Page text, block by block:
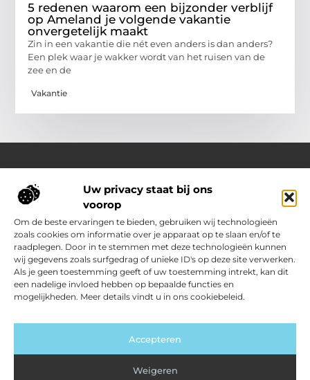
Uw privacy staat bij ons
voorop
Om de beste ervaringen te bieden, gebruiken wij technologieën
zoals cookies om informatie over je apparaat op te slaan en/of te
raadplegen. Door in te stemmen met deze technologieën kunnen
wij gegevens zoals surfgedrag of unieke ID's op deze site verwerken.
Als je geen toestemming geeft of uw toestemming intrekt, kan dit
een nadelige invloed hebben op bepaalde functies en
mogelijkheden. Meer details vindt u in ons cookiebeleid.
Accepteren
Weigeren
5 redenen waarom een bijzonder verblijf
op Ameland je volgende vakantie
onvergetelijk maakt
Zin in een vakantie die nét even anders is dan anders?
Een plek waar je wakker wordt van het ruisen van de
zee en de
Vakantie
Over Outdoor-vakantie-boeken.nl
Jouw bron voor outdoor-inspiratie en slimme vakantietips
Verken een gevarieerd aanbod aan blogs en artikelen
boordevol ideeën, handige suggesties en verrassende
inzichten die jouw buitenvakantie nóg leuker en makkelijker
maken.
Main Links
Bericht categorie